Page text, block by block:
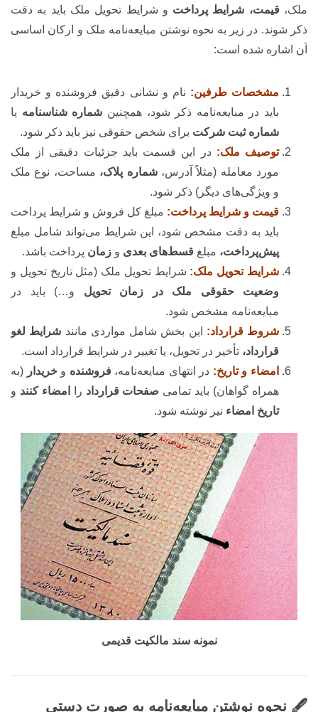
ملک، قیمت، شرایط پرداخت و شرایط تحویل ملک باید به دقت
ذکر شوند. در زیر به نحوه نوشتن مبایعه‌نامه ملک و ارکان اساسی
آن اشاره شده است:
مشخصات طرفین: نام و نشانی دقیق فروشنده و خریدار
باید در مبایعه‌نامه ذکر شود، همچنین شماره شناسنامه یا
شماره ثبت شرکت برای شخص حقوقی نیز باید ذکر شود.
توصیف ملک: در این قسمت باید جزئیات دقیقی از ملک
مورد معامله (مثلاً آدرس،شماره پلاک، مساحت، نوع ملک
و ویژگی‌های دیگر) ذکر شود.
قیمت و شرایط پرداخت: مبلغ کل فروش و شرایط پرداخت
باید به دقت مشخص شود، این شرایط می‌تواند شامل مبلغ
پیش‌پرداخت، مبلغ قسط‌های بعدی و زمان پرداخت باشد.
شرایط تحویل ملک: شرایط تحویل ملک (مثل تاریخ تحویل و
وضعیت حقوقی
ملک در زمان تحویل و…) باید در
مبایعه‌نامه مشخص شود.
شروط قرارداد: این بخش شامل مواردی مانند شرایط لغو
قرارداد، تأخیر در تحویل، یا تغییر در شرایط قرارداد است.
امضاء و تاریخ: در انتهای مبایعه‌نامه، فروشنده وخریدار (به
همراه گواهان) باید تمامی صفحات قرارداد را امضاء کنند و
تاریخ امضاء نیز نوشته شود.
نمونه سند مالکیت قدیمی
🖋️ نحوه نوشتن مبایعه‌نامه به صورت دستی